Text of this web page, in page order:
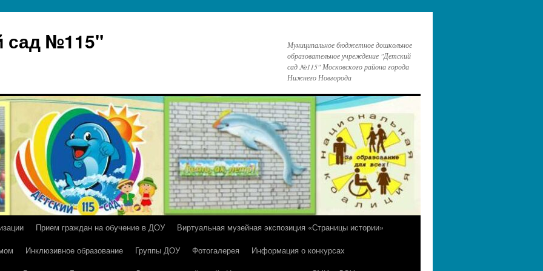
сад №115"
Муниципальное бюджетное дошкольное
образовательное учреждение "Детский
сад №115" Московского района города
Нижнего Новгорода
Прием граждан на обучение в ДОУ
Виртуальная музейная экспозиция «Страницы истории»
Инклюзивное образование Группы ДОУ Фотогалерея
Информация о конкурсах